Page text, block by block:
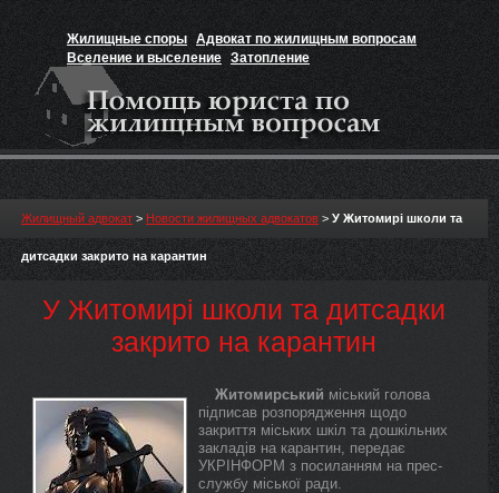
Жилищные споры Адвокат по жилищным вопросам
Вселение и выселение Затопление
Признание прав на жильё
Жилищный адвокат > Новости жилищных адвокатов > У Житомирі школи та
дитсадки закрито на карантин
У Житомирі школи та дитсадки
закрито на карантин
Житомирський міський голова
підписав розпорядження щодо
закриття міських шкіл та дошкільних
закладів на карантин, передає
УКРІНФОРМ з посиланням на прес-
службу міської ради.